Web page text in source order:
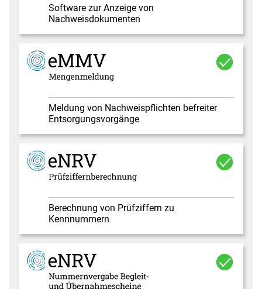
Software zur Anzeige von
Nachweisdokumenten
Meldung von Nachweispflichten befreiter
Entsorgungsvorgänge
Berechnung von Prüfziffern zu
Kennnummern